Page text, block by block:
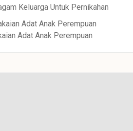
Keluarga Untuk Pernikahan
Adat Anak Perempuan